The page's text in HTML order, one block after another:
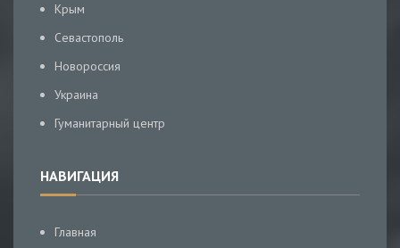
Крым
Севастополь
Новороссия
Украина
Гуманитарный центр
НАВИГАЦИЯ
Главная